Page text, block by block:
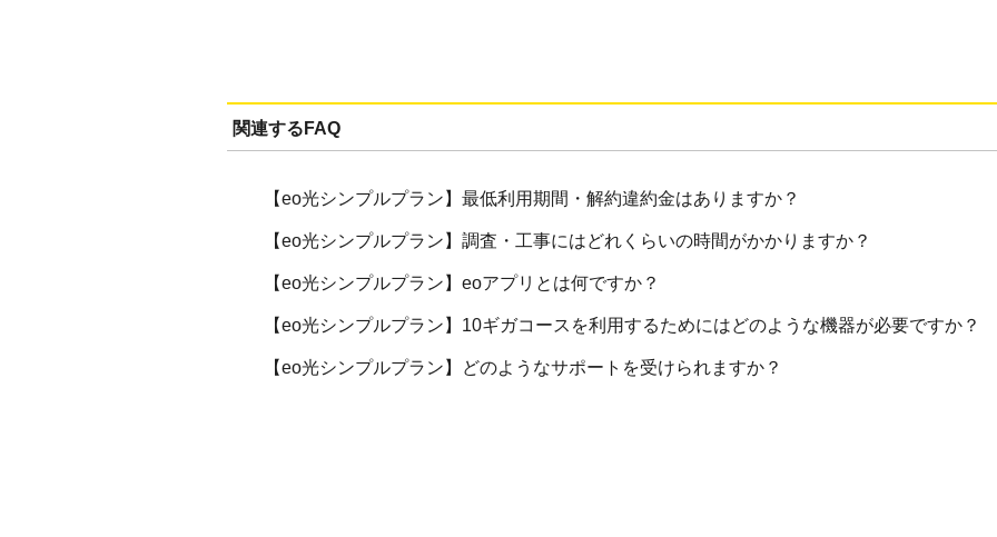
関連するFAQ
【eo光シンプルプラン】最低利用期間・解約違約金はありますか？
【eo光シンプルプラン】調査・工事にはどれくらいの時間がかかりますか？
【eo光シンプルプラン】eoアプリとは何ですか？
【eo光シンプルプラン】10ギガコースを利用するためにはどのような機器が必要ですか？
【eo光シンプルプラン】どのようなサポートを受けられますか？